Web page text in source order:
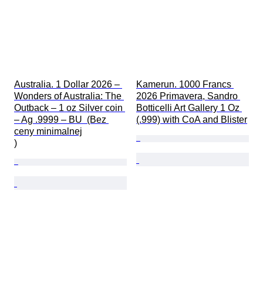
Australia. 1 Dollar 2026 –
Wonders of Australia: The
Outback – 1 oz Silver coin
– Ag .9999 – BU  (Bez
ceny minimalnej
)
Kamerun. 1000 Francs
2026 Primavera, Sandro
Botticelli Art Gallery 1 Oz
(.999) with CoA and Blister